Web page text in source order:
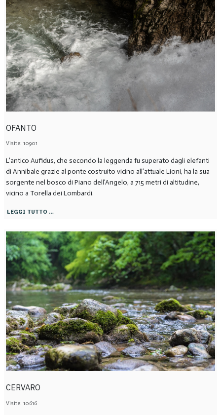
OFANTO
Visite: 10901
L’antico Aufidus, che secondo la leggenda fu superato dagli elefanti
di Annibale grazie al ponte costruito vicino all’attuale Lioni, ha la sua
sorgente nel bosco di Piano dell’Angelo, a 715 metri di altitudine,
vicino a Torella dei Lombardi.
LEGGI TUTTO …
CERVARO
Visite: 10616